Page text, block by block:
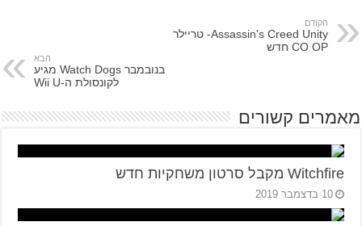
הקודם
Assassin's Creed Unity- טריילר
CO OP חדש
הבא
בנובמבר Watch Dogs מגיע
לקונסולת ה-Wii U
מאמרים קשורים
Witchfire מקבל סרטון משחקיות חדש
10 בדצמבר 2019